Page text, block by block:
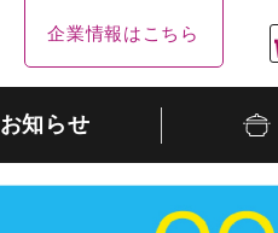
企業情報はこちら
お知らせ